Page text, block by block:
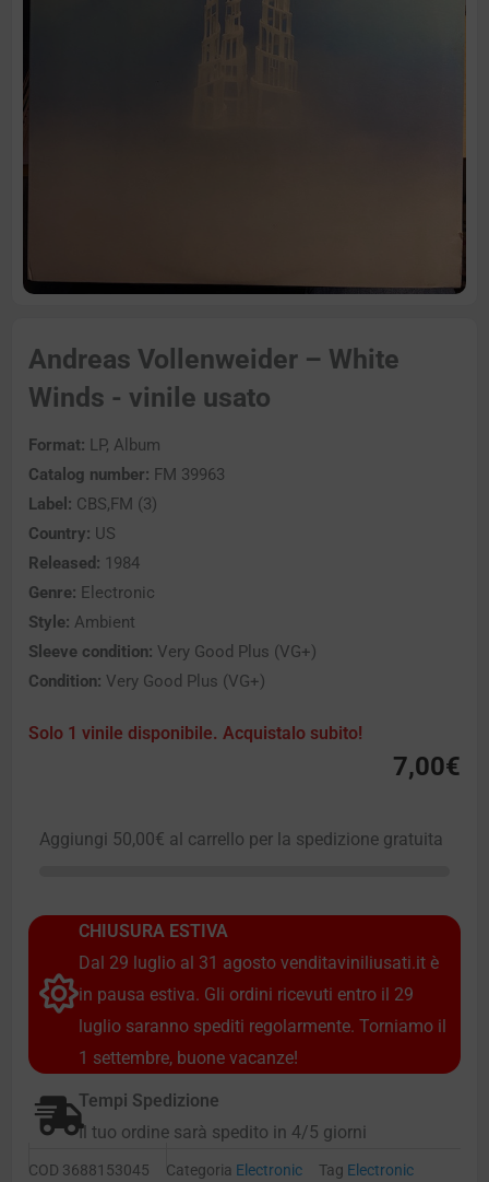
Andreas Vollenweider – White
Winds - vinile usato
Format: LP, Album
Catalog number: FM 39963
Label: CBS,FM (3)
Country: US
Released: 1984
Genre: Electronic
Style: Ambient
Sleeve condition: Very Good Plus (VG+)
Condition: Very Good Plus (VG+)
Solo 1 vinile disponibile. Acquistalo subito!
7,00€
Aggiungi 50,00€ al carrello per la spedizione gratuita
CHIUSURA ESTIVA
Dal 29 luglio al 31 agosto venditaviniliusati.it è
in pausa estiva. Gli ordini ricevuti entro il 29
luglio saranno spediti regolarmente. Torniamo il
1 settembre, buone vacanze!
Tempi Spedizione
Il tuo ordine sarà spedito in 4/5 giorni
COD 3688153045 Categoria Electronic Tag Electronic